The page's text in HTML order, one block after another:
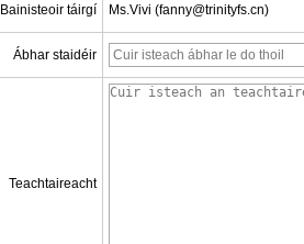
Bainisteoir táirgí Ms.Vivi (fanny@trinityfs.cn)
Ábhar staidéir
Teachtaireacht